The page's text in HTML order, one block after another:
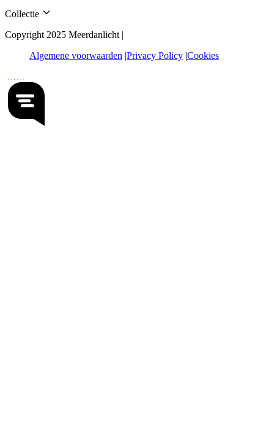
Collectie
Copyright 2025 Meerdanlicht |
Algemene voorwaarden Privacy Policy Cookies